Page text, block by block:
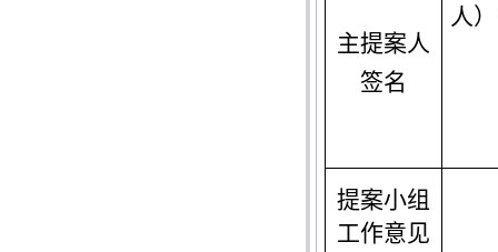
主提案人
签名
人
提案小组
工作意见